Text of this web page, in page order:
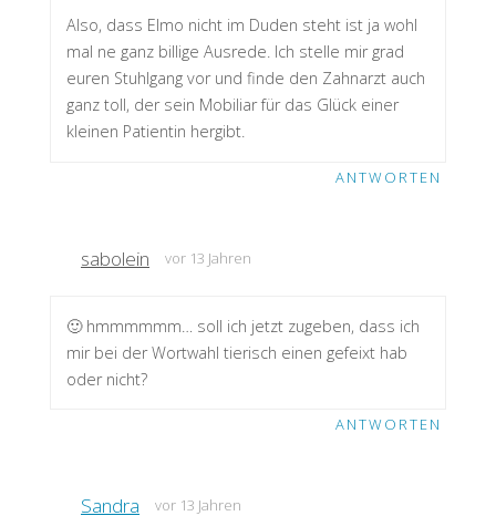
Also, dass Elmo nicht im Duden steht ist ja wohl
mal ne ganz billige Ausrede. Ich stelle mir grad
euren Stuhlgang vor und finde den Zahnarzt auch
ganz toll, der sein Mobiliar für das Glück einer
kleinen Patientin hergibt.
ANTWORTEN
sabolein vor 13 Jahren
🙂 hmmmmmm… soll ich jetzt zugeben, dass ich
mir bei der Wortwahl tierisch einen gefeixt hab
oder nicht?
ANTWORTEN
Sandra vor 13 Jahren